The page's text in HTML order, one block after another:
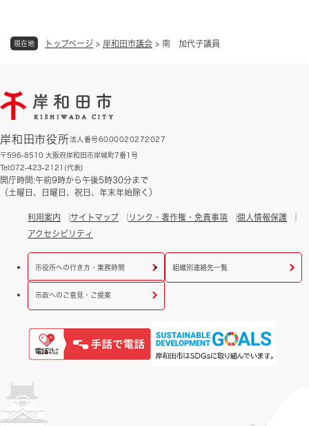
現在地 トップページ > 岸和田市議会 > 南 加代子議員
岸和田市役所法人番号6000020272027
〒596-8510 大阪府岸和田市岸城町7番1号
Tel:072-423-2121(代表)
開庁時間:午前9時から午後5時30分まで
（土曜日、日曜日、祝日、年末年始除く）
利用案内 サイトマップ リンク・著作権・免責事項
個人情報保護
アクセシビリティ
市役所への行き方・業務時間 組織別連絡先一覧
市政へのご意見・ご提案